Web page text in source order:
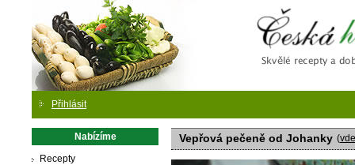
Přihlásit
Nabízíme
Recepty
Vepřová pečeně od Johanky (vde